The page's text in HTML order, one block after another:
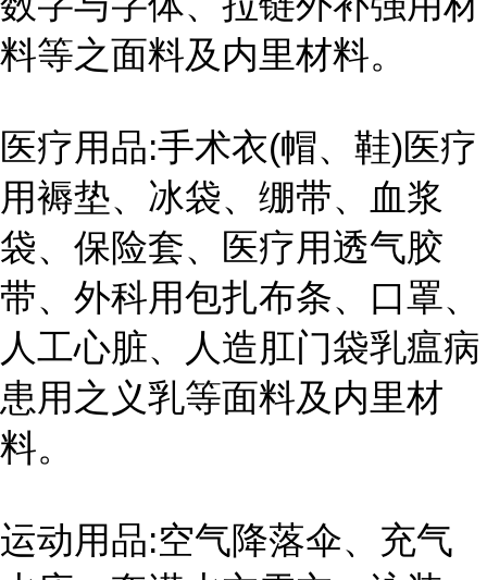
料等之面料及内里材料。
医疗用品:手术衣(帽、鞋)医疗
用褥垫、冰袋、绷带、血浆
袋、保险套、医疗用透气胶
带、外科用包扎布条、口罩、
人工心脏、人造肛门袋乳瘟病
患用之义乳等面料及内里材
料。
运动用品:空气降落伞、充气